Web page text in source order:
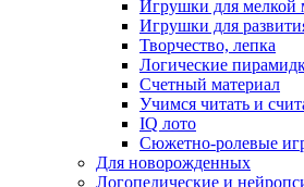
Игрушки для мелкой
Игрушки для
Творчество, лепка
Логические
Счетный материал
Учимся читать и
IQ лото
Сюжетно-ролевые
Для новорожденных
Логопедические и